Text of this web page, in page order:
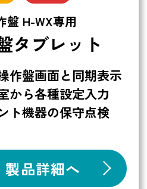
盤 H-WX専用
タブレット
作盤画面と同期表示
から各種設定入力
ト機器の保守点検
製品詳細へ